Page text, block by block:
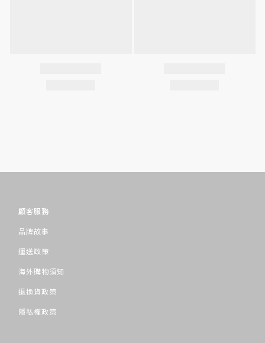
顧客服務
品牌故事
運送政策
海外購物須知
退換貨政策
隱私權政策